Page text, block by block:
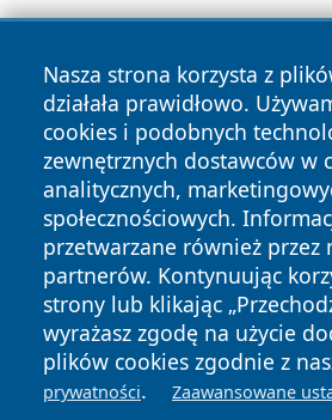
Nasza strona korzysta z
działała prawidłowo.
cookies i podobnych
zewnętrznych dostawców w
analitycznych,
społecznościowych.
przetwarzane również przez
partnerów. Kontynuując
strony lub klikając
wyrażasz zgodę na użycie
plików cookies zgodnie z
prywatności. Zaawansowane
Copyright © 2026 wrotazabrza.pl
zastrzeżone.
News Autorzy
Polityka
Prywatności